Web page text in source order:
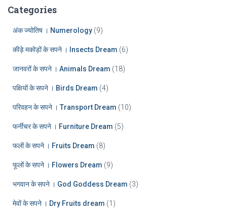
h
Categories
अंक ज्योतिष । Numerology (9)
कीड़े मकोड़ों के सपने । Insects Dream (6)
जानवरों के सपने । Animals Dream (18)
पक्षियों के सपने । Birds Dream (4)
परिवहन के सपने । Transport Dream (10)
फर्नीचर के सपने । Furniture Dream (5)
फलों के सपने । Fruits Dream (8)
फूलों के सपने । Flowers Dream (9)
भगवान के सपने । God Goddess Dream (3)
मेवों के सपने । Dry Fruits dream (1)